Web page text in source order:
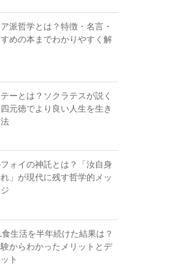
派哲学とは？特徴・名言・
めの本までわかりやすく解
ーとは？ソクラテスが説く
元徳でより良い人生を生き
ォイの神託とは？「汝自身
」が現代に残す哲学的メッ
生活を半年続けた結果は？
からわかったメリットとデ
ト